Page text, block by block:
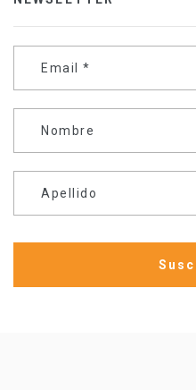
Email *
Nombre
Apellido